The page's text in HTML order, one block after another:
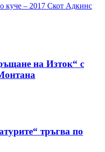
куче – 2017 Скот Адкинс
на Изток“ с
тръгва по